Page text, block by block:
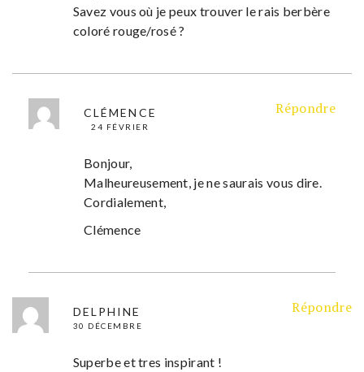
Savez vous où je peux trouver le rais berbère
coloré rouge/rosé ?
CLÉMENCE
24 FÉVRIER
Répondre
Bonjour,
Malheureusement, je ne saurais vous dire.
Cordialement,
Clémence
DELPHINE
30 DÉCEMBRE
Répondre
Superbe et tres inspirant !